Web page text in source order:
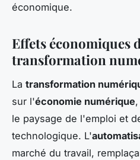
économique.
Effets économiques
transformation
La transformation
sur l'économie numérique
le paysage de l'emploi et
technologique. L'
marché du travail,